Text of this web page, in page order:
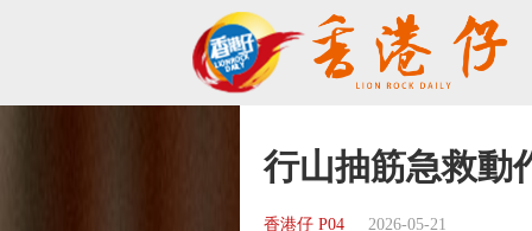
行山抽筋急救動
香港仔 P04 2026-05-21